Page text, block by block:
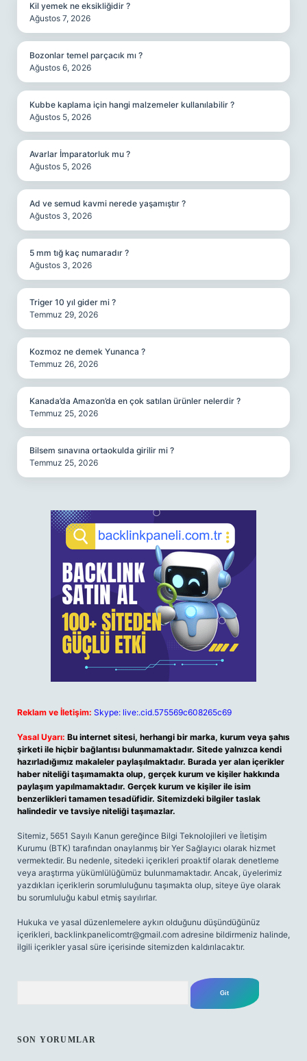
Kil yemek ne eksikliğidir ?
Ağustos 7, 2026
Bozonlar temel parçacık mı ?
Ağustos 6, 2026
Kubbe kaplama için hangi malzemeler kullanılabilir ?
Ağustos 5, 2026
Avarlar İmparatorluk mu ?
Ağustos 5, 2026
Ad ve semud kavmi nerede yaşamıştır ?
Ağustos 3, 2026
5 mm tığ kaç numaradır ?
Ağustos 3, 2026
Triger 10 yıl gider mi ?
Temmuz 29, 2026
Kozmoz ne demek Yunanca ?
Temmuz 26, 2026
Kanada’da Amazon’da en çok satılan ürünler nelerdir ?
Temmuz 25, 2026
Bilsem sınavına ortaokulda girilir mi ?
Temmuz 25, 2026
Reklam ve İletişim: Skype: live:.cid.575569c608265c69
Yasal Uyarı: Bu internet sitesi, herhangi bir marka, kurum veya şahıs
şirketi ile hiçbir bağlantısı bulunmamaktadır. Sitede yalnızca kendi
hazırladığımız makaleler paylaşılmaktadır. Burada yer alan içerikler
haber niteliği taşımamakta olup, gerçek kurum ve kişiler hakkında
paylaşım yapılmamaktadır. Gerçek kurum ve kişiler ile isim
benzerlikleri tamamen tesadüfidir. Sitemizdeki bilgiler taslak
halindedir ve tavsiye niteliği taşımazlar.
Sitemiz, 5651 Sayılı Kanun gereğince Bilgi Teknolojileri ve İletişim
Kurumu (BTK) tarafından onaylanmış bir Yer Sağlayıcı olarak hizmet
vermektedir. Bu nedenle, sitedeki içerikleri proaktif olarak denetleme
veya araştırma yükümlülüğümüz bulunmamaktadır. Ancak, üyelerimiz
yazdıkları içeriklerin sorumluluğunu taşımakta olup, siteye üye olarak
bu sorumluluğu kabul etmiş sayılırlar.
Hukuka ve yasal düzenlemelere aykırı olduğunu düşündüğünüz
içerikleri, backlinkpanelicomtr@gmail.com adresine bildirmeniz halinde,
ilgili içerikler yasal süre içerisinde sitemizden kaldırılacaktır.
SON YORUMLAR